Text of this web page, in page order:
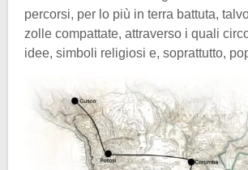
percorsi, per lo più in terra battuta,
zolle compattate, attraverso i quali
idee, simboli religiosi e, soprattutto,